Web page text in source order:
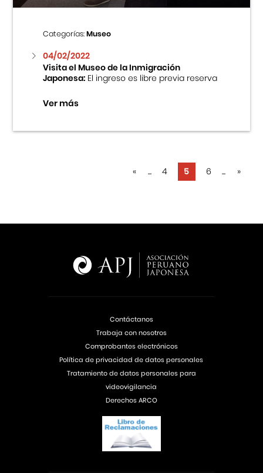
Categorías:Museo
04/02/2022
Visita el Museo de la Inmigración
Japonesa:El ingreso es libre previa reserva
Ver más
« ... 4 5 6 ... »
Contáctanos
Trabaja con nosotros
Comprobantes electrónicos
Política de privacidad de datos personales
Tratamiento de datos personales para
videovigilancia
Derechos ARCO